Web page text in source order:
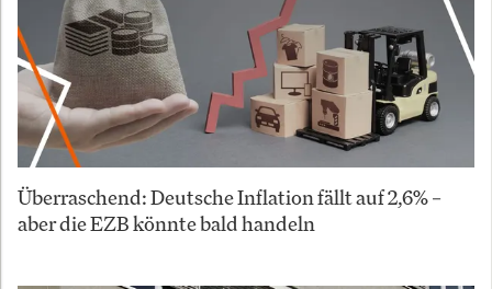
Überraschend: Deutsche Inflation fällt auf 2,6% –
aber die EZB könnte bald handeln